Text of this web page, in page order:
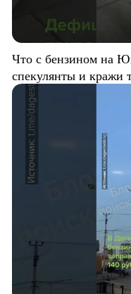
Что с бензином на
спекулянты и кражи